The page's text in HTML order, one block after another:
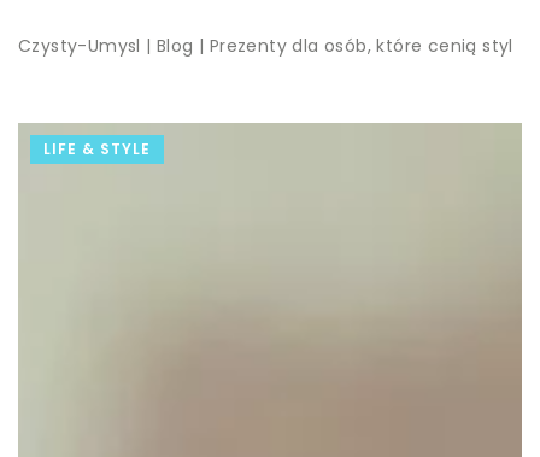
Czysty-Umysl |Blog | Prezenty dla osób, które cenią styl
LIFE & STYLE